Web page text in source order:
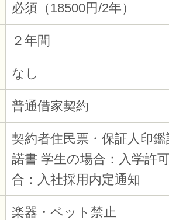
必須（18500円/2年）
２年間
なし
普通借家契約
契約者住民票・保証人印
諾書 学生の場合：入学許
合：入社採用内定通知
楽器・ペット禁止